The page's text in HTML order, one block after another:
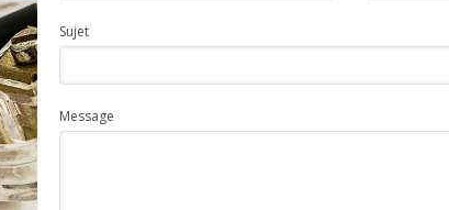
Sujet
Message